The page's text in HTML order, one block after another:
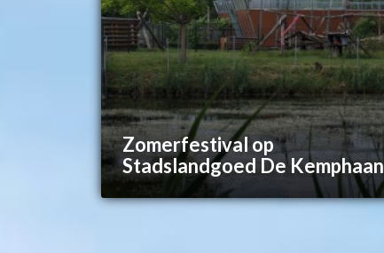
Zomerfestival op
Stadslandgoed De Kemphaan